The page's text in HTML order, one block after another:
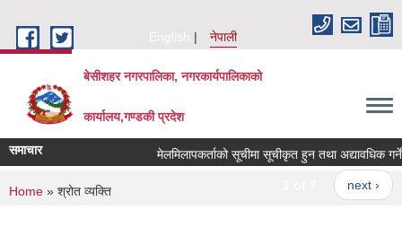
English
नेपाली
बेसीशहर नगरपालिका, नगरकार्यपालिकाको
कार्यालय,गण्डकी प्रदेश
समाचार मेलमिलापकर्ताको सूचीमा सूचीकृत हुन तथा अद्यावधिक गर्ने
next ›
You are here
Home » श्रोत व्यक्ति